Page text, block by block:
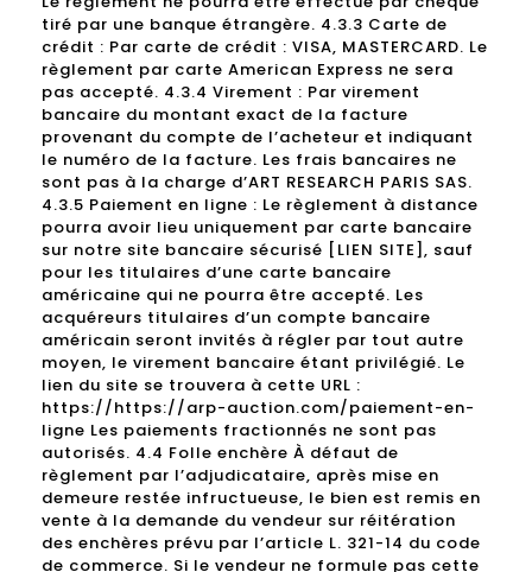
tiré par une banque étrangère. 4.3.3 Carte de
crédit : Par carte de crédit : VISA, MASTERCARD. Le
règlement par carte American Express ne sera
pas accepté. 4.3.4 Virement : Par virement
bancaire du montant exact de la facture
provenant du compte de l’acheteur et indiquant
le numéro de la facture. Les frais bancaires ne
sont pas à la charge d’ART RESEARCH PARIS SAS.
4.3.5 Paiement en ligne : Le règlement à distance
pourra avoir lieu uniquement par carte bancaire
sur notre site bancaire sécurisé [LIEN SITE], sauf
pour les titulaires d’une carte bancaire
américaine qui ne pourra être accepté. Les
acquéreurs titulaires d’un compte bancaire
américain seront invités à régler par tout autre
moyen, le virement bancaire étant privilégié. Le
lien du site se trouvera à cette URL :
https://https://arp-auction.com/paiement-en-
ligne Les paiements fractionnés ne sont pas
autorisés. 4.4 Folle enchère À défaut de
règlement par l’adjudicataire, après mise en
demeure restée infructueuse, le bien est remis en
vente à la demande du vendeur sur réitération
des enchères prévu par l’article L. 321-14 du code
de commerce. Si le vendeur ne formule pas cette